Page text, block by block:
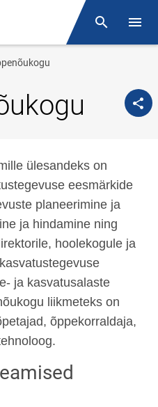
Otsing
ülesandeks on
eesmärkide
planeerimine ja
ja hindamine ning
hoolekogule ja
ja kasvatusalaste
liikmeteks on
õppekorraldaja,